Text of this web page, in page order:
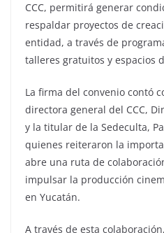
CCC, permitirá generar
respaldar proyectos de
entidad, a través de
talleres gratuitos y espacios
La firma del convenio contó
directora general del CCC,
y la titular de la Sedeculta,
quienes reiteraron la
abre una ruta de
impulsar la producción
en Yucatán.
A través de esta